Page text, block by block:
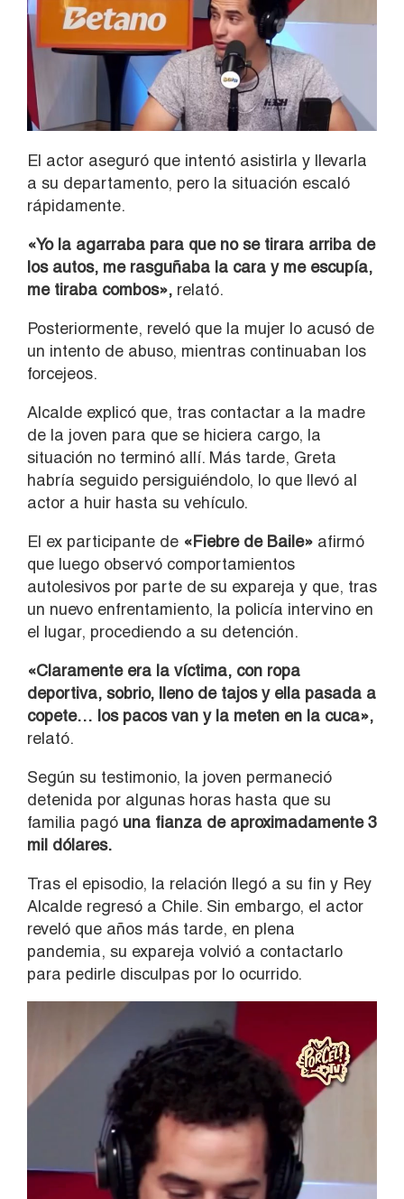
El actor aseguró que intentó asistirla y llevarla
a su departamento, pero la situación escaló
rápidamente.
«Yo la agarraba para que no se tirara arriba de
los autos, me rasguñaba la cara y me escupía,
me tiraba combos», relató.
Posteriormente, reveló que la mujer lo acusó de
un intento de abuso, mientras continuaban los
forcejeos.
Alcalde explicó que, tras contactar a la madre
de la joven para que se hiciera cargo, la
situación no terminó allí. Más tarde, Greta
habría seguido persiguiéndolo, lo que llevó al
actor a huir hasta su vehículo.
El ex participante de «Fiebre de Baile» afirmó
que luego observó comportamientos
autolesivos por parte de su expareja y que, tras
un nuevo enfrentamiento, la policía intervino en
el lugar, procediendo a su detención.
«Claramente era la víctima, con ropa
deportiva, sobrio, lleno de tajos y ella pasada a
copete… los pacos van y la meten en la cuca»,
relató.
Según su testimonio, la joven permaneció
detenida por algunas horas hasta que su
familia pagó una fianza de aproximadamente 3
mil dólares.
Tras el episodio, la relación llegó a su fin y Rey
Alcalde regresó a Chile. Sin embargo, el actor
reveló que años más tarde, en plena
pandemia, su expareja volvió a contactarlo
para pedirle disculpas por lo ocurrido.